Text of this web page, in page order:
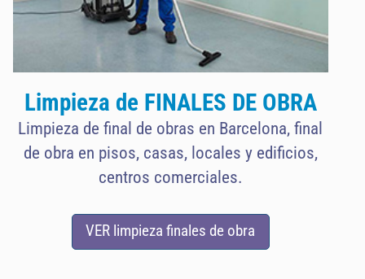
Limpieza de FINALES DE OBRA
Limpieza de final de obras en Barcelona, final
de obra en pisos, casas, locales y edificios,
centros comerciales.
VER limpieza finales de obra